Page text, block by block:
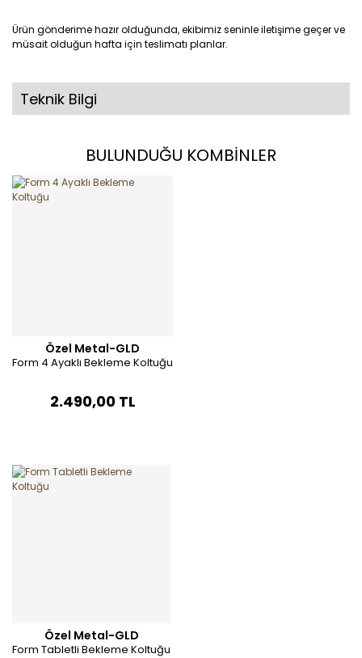
Ürün gönderime hazır olduğunda, ekibimiz seninle iletişime geçer ve
müsait olduğun hafta için teslimatı planlar.
Teknik Bilgi
BULUNDUĞU KOMBİNLER
Özel Metal-GLD
Form 4 Ayaklı Bekleme Koltuğu
2.490,00 TL
Özel Metal-GLD
Form Tabletli Bekleme Koltuğu